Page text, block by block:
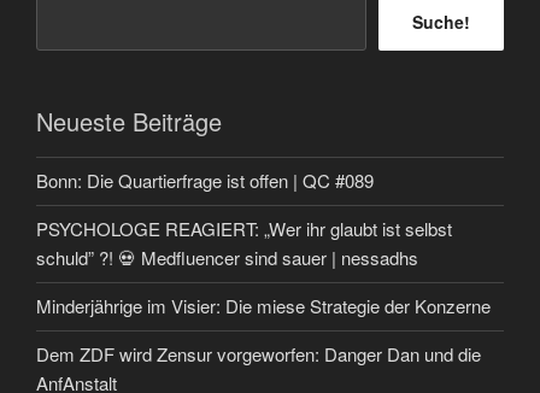
Suche!
Neueste Beiträge
Bonn: Die Quartierfrage ist offen | QC #089
PSYCHOLOGE REAGIERT: „Wer ihr glaubt ist selbst
schuld” ?! 💀 Medfluencer sind sauer | nessadhs
Minderjährige im Visier: Die miese Strategie der Konzerne
Dem ZDF wird Zensur vorgeworfen: Danger Dan und die
AnfAnstalt